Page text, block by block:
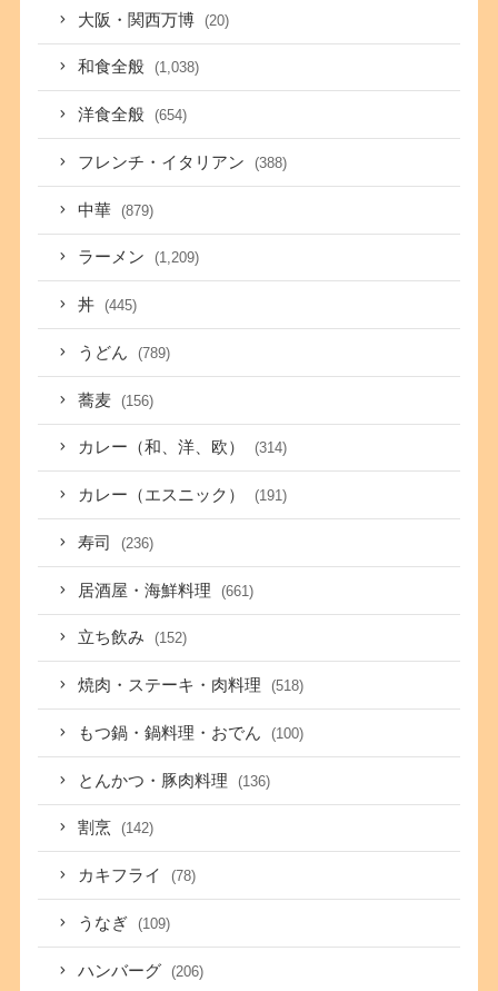
大阪・関西万博 (20)
和食全般 (1,038)
洋食全般 (654)
フレンチ・イタリアン (388)
中華 (879)
ラーメン (1,209)
丼 (445)
うどん (789)
蕎麦 (156)
カレー（和、洋、欧） (314)
カレー（エスニック） (191)
寿司 (236)
居酒屋・海鮮料理 (661)
立ち飲み (152)
焼肉・ステーキ・肉料理 (518)
もつ鍋・鍋料理・おでん (100)
とんかつ・豚肉料理 (136)
割烹 (142)
カキフライ (78)
うなぎ (109)
ハンバーグ (206)